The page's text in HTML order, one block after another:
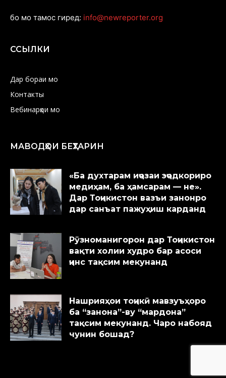
бо мо тамос гиред: info@newreporter.org
ССЫЛКИ
Дар бораи мо
Контакты
Вебинарҳои мо
МАВОДҲОИ БЕҲТАРИН
«Ба духтарам иҷозаи эҷодкориро
медиҳам, ба ҳамсарам — не».
Дар Тоҷикистон вазъи занонро
дар санъат пажуҳиш карданд
Рӯзноманигорон дар Тоҷикистон
вақти холии худро бар асоси
ҷинс тақсим мекунанд
Нашрияҳои тоҷикӣ мавзуъҳоро
ба “занона”-ву “мардона”
тақсим мекунанд. Чаро набояд
чунин бошад?